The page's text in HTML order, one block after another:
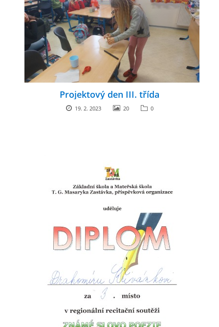
Projektový den III. třída
19. 2. 2023 20 0